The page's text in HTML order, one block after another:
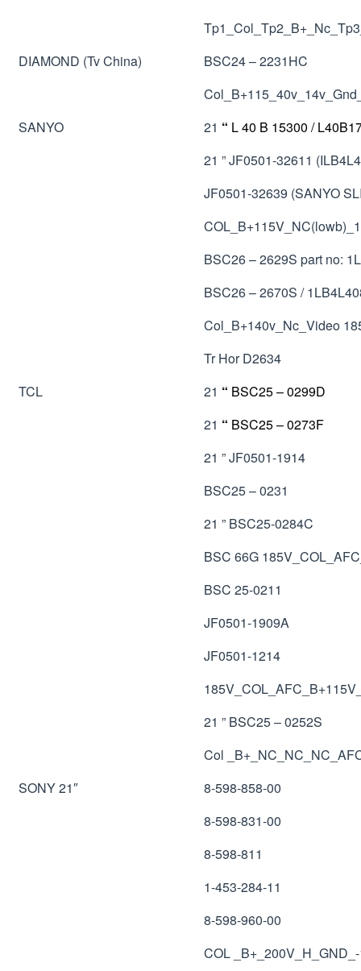
DIAMOND (Tv China)
BSC24 – 2231HC
SANYO
21 “ L 40 B 15300 /
21 ” JF0501-32611
JF0501-32639 (SANYO
BSC26 – 2629S part no:
BSC26 – 2670S /
Col_B+140v_Nc_Video
Tr Hor D2634
TCL
21 “ BSC25 – 0299D
21 “ BSC25 – 0273F
21 ” JF0501-1914
BSC25 – 0231
21 ” BSC25-0284C
BSC 66G
BSC 25-0211
JF0501-1909A
JF0501-1214
21 ” BSC25 – 0252S
Col
SONY 21″
8-598-858-00
8-598-831-00
8-598-811
1-453-284-11
8-598-960-00
COL